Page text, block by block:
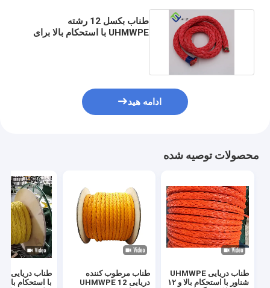
طناب بکسل 12 رشته
UHMWPE با استحکام بالا برای
ادامه هید
محصولات توصیه شده
طناب دریایی UHMWPE
شناور با استحکام بالا و ۱۲
طناب مرطوب کننده
دریایی UHMWPE 12